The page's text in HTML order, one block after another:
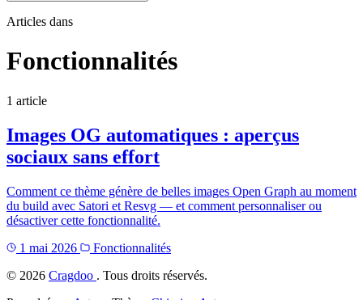
Articles dans
Fonctionnalités
1 article
Images OG automatiques : aperçus
sociaux sans effort
Comment ce thème génère de belles images Open Graph au moment
du build avec Satori et Resvg — et comment personnaliser ou
désactiver cette fonctionnalité.
1 mai 2026
Fonctionnalités
© 2026 Cragdoo . Tous droits réservés.